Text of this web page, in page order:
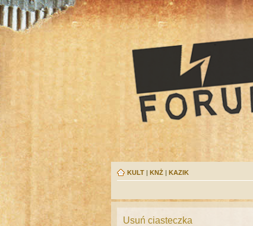
KULT | KNŻ | KAZIK
Usuń ciasteczka